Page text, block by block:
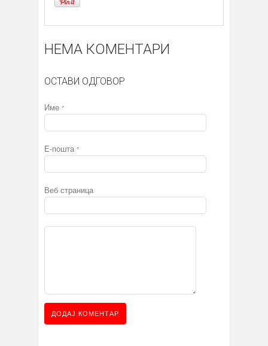
НЕМА КОМЕНТАРИ
ОСТАВИ ОДГОВОР
Име *
Е-пошта *
Веб страница